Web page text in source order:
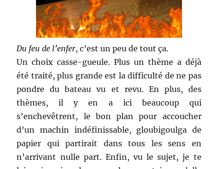
Du feu de l’enfer, c’est un peu de tout ça.
Un choix casse-gueule. Plus un thème a déjà
été traité, plus grande est la difficulté de ne pas
pondre du bateau vu et revu. En plus, des
thèmes, il y en a ici beaucoup qui
s’enchevêtrent, le bon plan pour accoucher
d’un machin indéfinissable, gloubigoulga de
papier qui partirait dans tous les sens en
n’arrivant nulle part. Enfin, vu le sujet, je te